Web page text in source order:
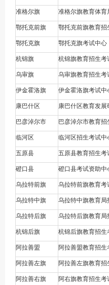
准格尔旗 准格尔旗教育体育
鄂托克前旗 鄂托克前旗教育招
鄂托克旗 鄂托克旗考试中心
杭锦旗 杭锦旗教育招生考
乌审旗 乌审旗教育招生考
伊金霍洛旗 伊金霍洛旗考试中
康巴什区 康巴什区教育发展
巴彦淖尔市 巴彦淖尔市教育
临河区 临河区招生考试中
五原县 五原县教育招生考
磴口县 磴口县考试资助中
乌拉特前旗 乌拉特前旗教育考
乌拉特中旗 乌拉特中旗教育局
乌拉特后旗 乌拉特后旗教育局
杭锦后旗 杭锦后旗教育招生
阿拉善盟 阿拉善盟教育招生
阿拉善左旗 阿拉善左旗教育招
阿拉善右旗 阿右旗教育招生考